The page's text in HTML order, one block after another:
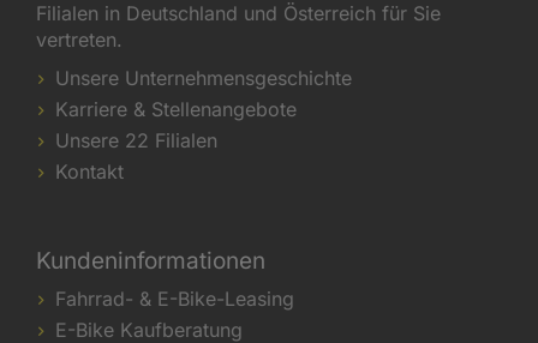
Filialen in Deutschland und Österreich für Sie
vertreten.
Unsere Unternehmensgeschichte
Karriere & Stellenangebote
Unsere 22 Filialen
Kontakt
Kundeninformationen
Fahrrad- & E-Bike-Leasing
E-Bike Kaufberatung